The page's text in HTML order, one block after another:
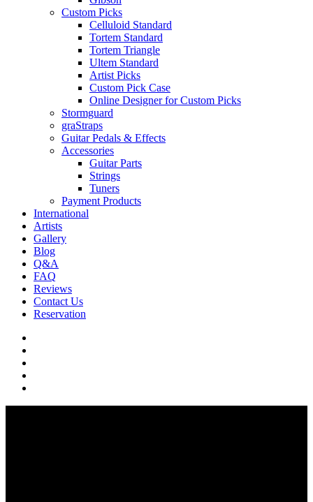
Custom Picks
Celluloid Standard
Tortem Standard
Tortem Triangle
Ultem Standard
Artist Picks
Custom Pick Case
Online Designer for Custom Picks
Stormguard
graStraps
Guitar Pedals & Effects
Accessories
Guitar Parts
Strings
Tuners
Payment Products
International
Artists
Gallery
Blog
Q&A
FAQ
Reviews
Contact Us
Reservation